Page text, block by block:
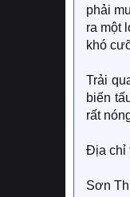
phải
ra một
khó
Trải
biến
rất
Địa chỉ
Sơn